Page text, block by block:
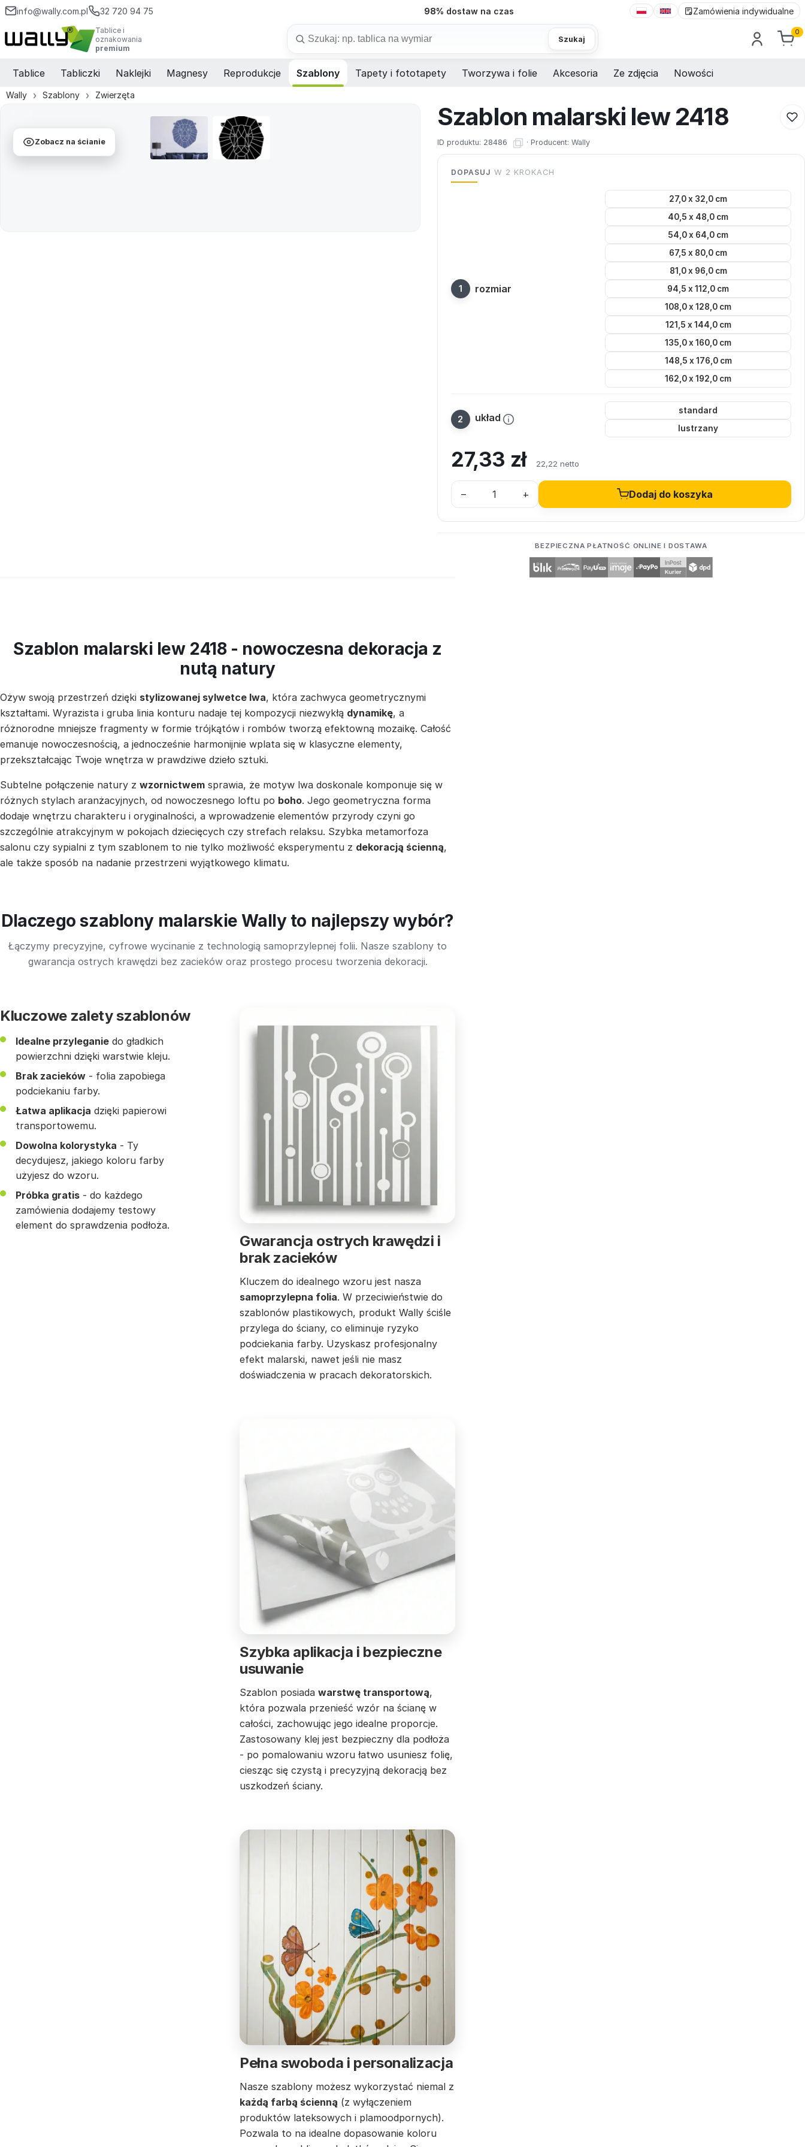
info@wally.com.pl 32 720 94 75 98% dostaw na czas Zamówienia indywidualne
Tablice i
oznakowania
premium
Szukaj
0
Tablice Tabliczki Naklejki Magnesy Reprodukcje Szablony Tapety i fototapety Tworzywa i folie Akcesoria Ze zdjęcia Nowości
Wally Szablony Zwierzęta
Zobacz na ścianie
Szablon malarski lew 2418
ID produktu: 28486 · Producent: Wally
DOPASUJ W 2 KROKACH
rozmiar
27,0 x 32,0 cm
40,5 x 48,0 cm
54,0 x 64,0 cm
67,5 x 80,0 cm
81,0 x 96,0 cm
94,5 x 112,0 cm
108,0 x 128,0 cm
121,5 x 144,0 cm
135,0 x 160,0 cm
148,5 x 176,0 cm
162,0 x 192,0 cm
układ
standard
lustrzany
27,33 zł 22,22 netto
– + Dodaj do koszyka
BEZPIECZNA PŁATNOŚĆ ONLINE I DOSTAWA
Szablon malarski lew 2418 - nowoczesna dekoracja z
nutą natury
Ożyw swoją przestrzeń dzięki stylizowanej sylwetce lwa, która zachwyca geometrycznymi
kształtami. Wyrazista i gruba linia konturu nadaje tej kompozycji niezwykłą dynamikę, a
różnorodne mniejsze fragmenty w formie trójkątów i rombów tworzą efektowną mozaikę. Całość
emanuje nowoczesnością, a jednocześnie harmonijnie wplata się w klasyczne elementy,
przekształcając Twoje wnętrza w prawdziwe dzieło sztuki.
Subtelne połączenie natury z wzornictwem sprawia, że motyw lwa doskonale komponuje się w
różnych stylach aranżacyjnych, od nowoczesnego loftu po boho. Jego geometryczna forma
dodaje wnętrzu charakteru i oryginalności, a wprowadzenie elementów przyrody czyni go
szczególnie atrakcyjnym w pokojach dziecięcych czy strefach relaksu. Szybka metamorfoza
salonu czy sypialni z tym szablonem to nie tylko możliwość eksperymentu z dekoracją ścienną,
ale także sposób na nadanie przestrzeni wyjątkowego klimatu.
Dlaczego szablony malarskie Wally to najlepszy wybór?
Łączymy precyzyjne, cyfrowe wycinanie z technologią samoprzylepnej folii. Nasze szablony to
gwarancja ostrych krawędzi bez zacieków oraz prostego procesu tworzenia dekoracji.
Kluczowe zalety szablonów
Idealne przyleganie do gładkich
powierzchni dzięki warstwie kleju.
Brak zacieków - folia zapobiega
podciekaniu farby.
Łatwa aplikacja dzięki papierowi
transportowemu.
Dowolna kolorystyka - Ty
decydujesz, jakiego koloru farby
użyjesz do wzoru.
Próbka gratis - do każdego
zamówienia dodajemy testowy
element do sprawdzenia podłoża.
Gwarancja ostrych krawędzi i
brak zacieków
Kluczem do idealnego wzoru jest nasza
samoprzylepna folia. W przeciwieństwie do
szablonów plastikowych, produkt Wally ściśle
przylega do ściany, co eliminuje ryzyko
podciekania farby. Uzyskasz profesjonalny
efekt malarski, nawet jeśli nie masz
doświadczenia w pracach dekoratorskich.
Szybka aplikacja i bezpieczne
usuwanie
Szablon posiada warstwę transportową,
która pozwala przenieść wzór na ścianę w
całości, zachowując jego idealne proporcje.
Zastosowany klej jest bezpieczny dla podłoża
- po pomalowaniu wzoru łatwo usuniesz folię,
ciesząc się czystą i precyzyjną dekoracją bez
uszkodzeń ściany.
Pełna swoboda i personalizacja
Nasze szablony możesz wykorzystać niemal z
każdą farbą ścienną (z wyłączeniem
produktów lateksowych i plamoodpornych).
Pozwala to na idealne dopasowanie koloru